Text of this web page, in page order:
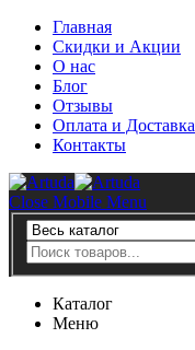
Главная
Скидки и Акции
О нас
Блог
Отзывы
Оплата и Доставка
Контакты
Artuda
Close Mobile Menu
Search
Каталог
Меню